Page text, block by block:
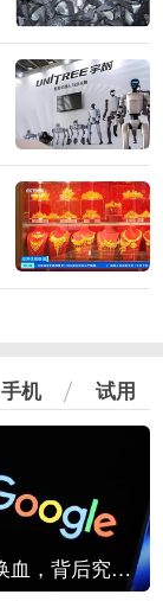
手机 试用
谷歌AI大换血，背后究竟发生了什么？